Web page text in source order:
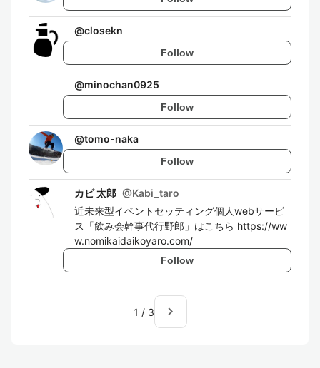
@closekn
Follow
@minochan0925
Follow
@tomo-naka
Follow
カビ 太郎 @Kabi_taro
近未来型イベントセッティング個人webサービ
ス「飲み会幹事代行野郎」はこちら https://ww
w.nomikaidaikoyaro.com/
Follow
1 / 3 navigate_next